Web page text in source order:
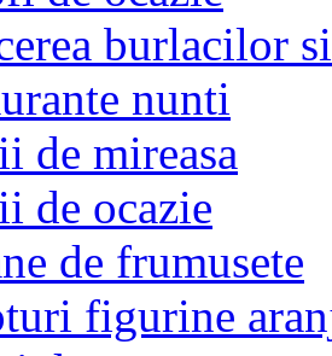
burlacilor
nunti
de mireasa
de ocazie
de frumusete
figurine